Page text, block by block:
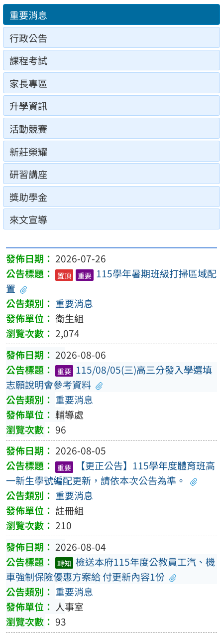
重要消息
行政公告
課程考試
家長專區
升學資訊
活動競賽
新莊榮耀
研習講座
獎助學金
來文宣導
2026-07-26
置頂 重要 115學年暑期班級打掃區域配
置
重要消息
衛生組
2,074
2026-08-06
重要 115/08/05(三)高三分發入學選填
志願說明會參考資料
重要消息
輔導處
96
2026-08-05
重要
【更正公告】115學年度體育班高
一新生學號編配更新，請依本次公告為準。
重要消息
註冊組
210
2026-08-04
轉知 檢送本府115年度公教員工汽、機
車強制保險優惠方案給 付更新內容1份
重要消息
人事室
93